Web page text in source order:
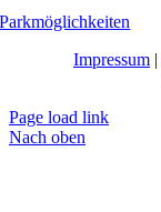
Parkmöglichkeiten
Impressum |
Page load link
Nach oben